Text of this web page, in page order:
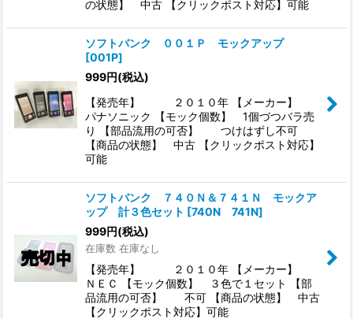
の状態】 中古 【クリックポスト対応】可能
ソフトバンク ００１Ｐ モックアップ
[001P]
999円(税込)
【発売年】 ２０１０年 【メーカー】
パナソニック 【モック個数】 1個づつバラ売
り 【部品流用の可否】 つけはずし不可
【商品の状態】 中古 【クリックポスト対応】
可能
ソフトバンク ７４０Ｎ＆７４１Ｎ モックア
ップ 計３色セット [740N 741N]
999円(税込)
在庫数 在庫なし
【発売年】 ２０１０年 【メーカー】
ＮＥＣ 【モック個数】 ３色で１セット 【部
品流用の可否】 不可 【商品の状態】 中古
【クリックポスト対応】可能